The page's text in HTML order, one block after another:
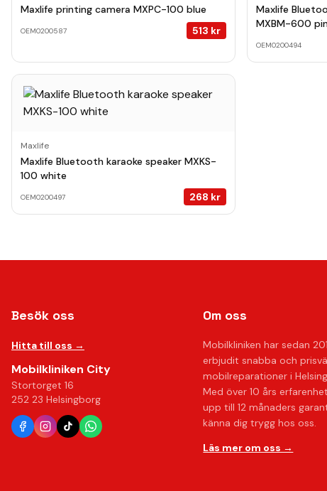
Maxlife printing camera MXPC-100 blue
OEM0200587 513 kr
Maxlife
MXBM-600
OEM0200494
Maxlife
Maxlife Bluetooth karaoke speaker MXKS-
100 white
OEM0200497 268 kr
Besök oss
Hitta till oss →
Mobilkliniken City
Stortorget 16
252 23 Helsingborg
Om oss
Mobilkliniken har sedan
erbjudit snabba och
mobilreparationer i
Med över 10 års
upp till 12 månaders
känna dig trygg hos oss.
Läs mer om oss →